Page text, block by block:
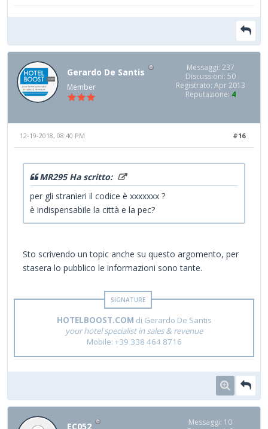
Gerardo De Santis
Member
Messaggi: 237
Discussioni: 50
Registrato: Apr 2013
Reputazione: 4
#16
12-19-2018, 08:40 PM
MR295 Ha scritto:
per gli stranieri il codice è xxxxxxx ?
è indispensabile la città e la pec?
Sto scrivendo un topic anche su questo argomento, per
stasera lo pubblico le informazioni sono tante.
HOTELBOOST.COM di Gerardo De Santis
your hotel specialist in sales & revenue
Mobile: +39 338 464 8716
EC052
Messaggi: 10